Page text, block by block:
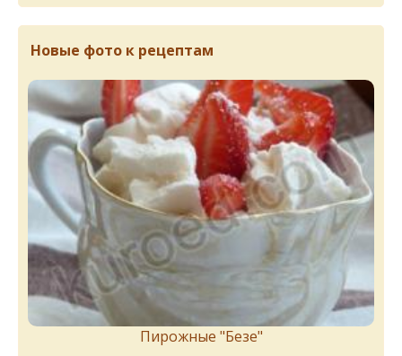
Новые фото к рецептам
Пирожныe "Бeзe"